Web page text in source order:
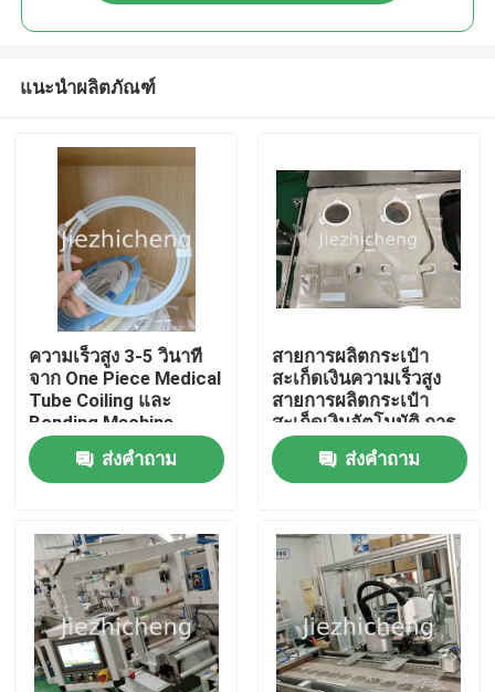
วิดีโอ
เกี่ยวกับเรา
แนะนำผลิตภัณฑ์
ความเร็วสูง 3-5 วินาที
จาก One Piece Medical
Tube Coiling และ
Bonding Machine
อัตโนมัติ Guidewire
Winding อุปกรณ์
PGJ005
ส่งคำถาม
สายการผลิตกระเป๋า
สะเก็ดเงินความเร็วสูง
สายการผลิตกระเป๋า
สะเก็ดเงินอัตโนมัติ การ
ตัดการลวดปิดและการ
บรรจุ กระเป๋าสะเก็ดเงิน
การแพทย์ สายการ
กําหนดเอง
ส่งคำถาม